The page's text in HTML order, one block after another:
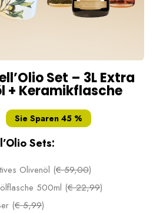
Set – 3L Extra
+ Keramikflasche
Sie Sparen 45 %
Sets:
Olivenöl (€ 59,00)
500ml (€ 22,99)
(€ 5,99)